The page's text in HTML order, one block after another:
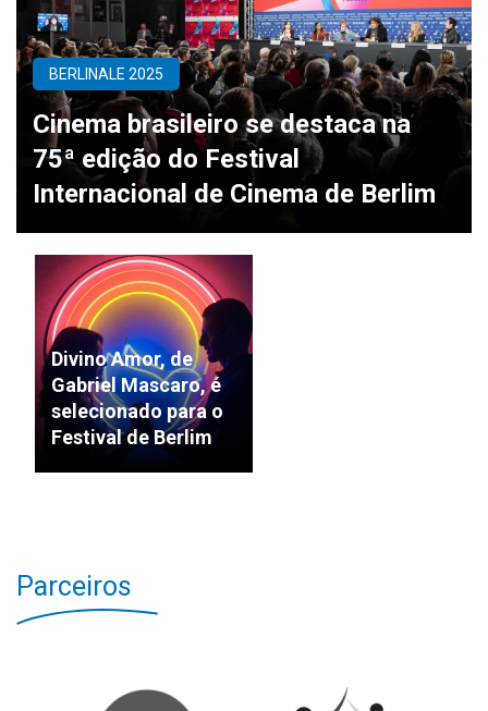
BERLINALE 2025
Cinema brasileiro se destaca na
75ª edição do Festival
Internacional de Cinema de Berlim
Divino Amor, de
Gabriel Mascaro, é
selecionado para o
Festival de Berlim
Parceiros